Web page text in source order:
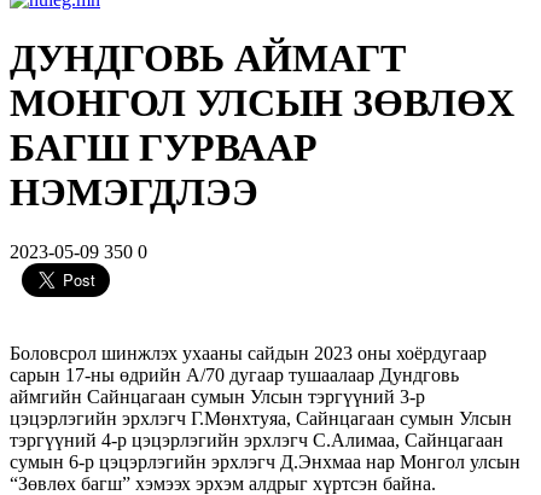
ДУНДГОВЬ АЙМАГТ
МОНГОЛ УЛСЫН ЗӨВЛӨХ
БАГШ ГУРВААР
НЭМЭГДЛЭЭ
2023-05-09 350 0
Боловсрол шинжлэх ухааны сайдын 2023 оны хоёрдугаар
сарын 17-ны өдрийн А/70 дугаар тушаалаар Дундговь
аймгийн Сайнцагаан сумын Улсын тэргүүний 3-р
цэцэрлэгийн эрхлэгч Г.Мөнхтуяа, Сайнцагаан сумын Улсын
тэргүүний 4-р цэцэрлэгийн эрхлэгч С.Алимаа, Сайнцагаан
сумын 6-р цэцэрлэгийн эрхлэгч Д.Энхмаа нар Монгол улсын
“Зөвлөх багш” хэмээх эрхэм алдрыг хүртсэн байна.